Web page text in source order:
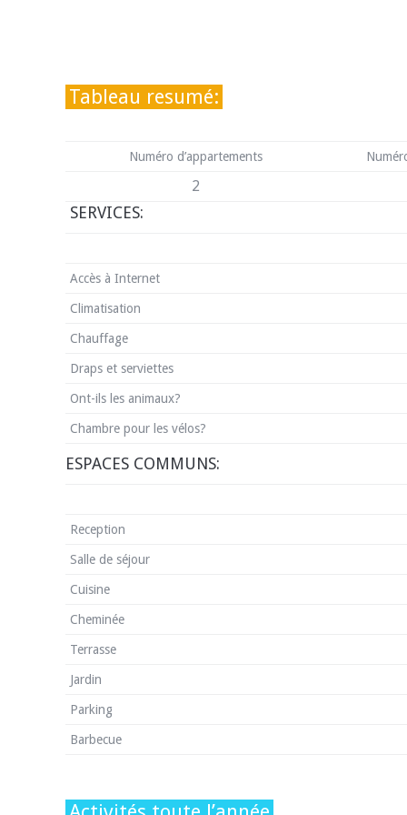
Tableau resumé:
Numéro d’appartements
2
SERVICES:
Accès à Internet
Climatisation
Chauffage
Draps et serviettes
Ont-ils les animaux?
Chambre pour les vélos?
ESPACES COMMUNS:
Reception
Salle de séjour
Cuisine
Cheminée
Terrasse
Jardin
Parking
Barbecue